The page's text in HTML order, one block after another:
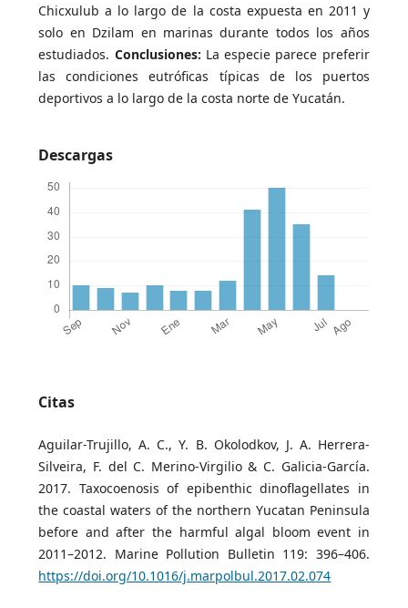
Chicxulub a lo largo de la costa expuesta en 2011 y
solo en Dzilam en marinas durante todos los años
estudiados. Conclusiones: La especie parece preferir
las condiciones eutróficas típicas de los puertos
deportivos a lo largo de la costa norte de Yucatán.
Descargas
Citas
Aguilar-Trujillo, A. C., Y. B. Okolodkov, J. A. Herrera-
Silveira, F. del C. Merino-Virgilio & C. Galicia-García.
2017. Taxocoenosis of epibenthic dinoflagellates in
the coastal waters of the northern Yucatan Peninsula
before and after the harmful algal bloom event in
2011–2012. Marine Pollution Bulletin 119: 396–406.
https://doi.org/10.1016/j.marpolbul.2017.02.074